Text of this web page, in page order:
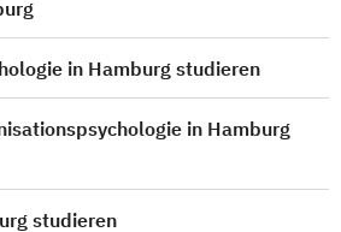
in Hamburg studieren
in Hamburg
studieren